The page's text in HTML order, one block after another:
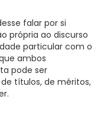
falar por si
própria ao discurso
particular com o
ambos
pode ser
títulos, de méritos,